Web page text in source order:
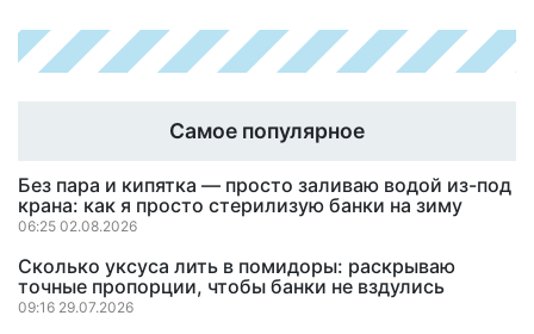
Самое популярное
Без пара и кипятка — просто заливаю водой из-под
крана: как я просто стерилизую банки на зиму
06:25 02.08.2026
Сколько уксуса лить в помидоры: раскрываю
точные пропорции, чтобы банки не вздулись
09:16 29.07.2026